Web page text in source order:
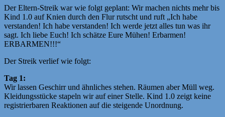
Der Eltern-Streik war wie folgt geplant: Wir machen nichts mehr bis
Kind 1.0 auf Knien durch den Flur rutscht und ruft „Ich habe
verstanden! Ich habe verstanden! Ich werde jetzt alles tun was ihr
sagt. Ich liebe Euch! Ich schätze Eure Mühen! Erbarmen!
ERBARMEN!!!“
Der Streik verlief wie folgt:
Tag 1:
Wir lassen Geschirr und ähnliches stehen. Räumen aber Müll weg.
Kleidungsstücke stapeln wir auf einer Stelle. Kind 1.0 zeigt keine
registrierbaren Reaktionen auf die steigende Unordnung.